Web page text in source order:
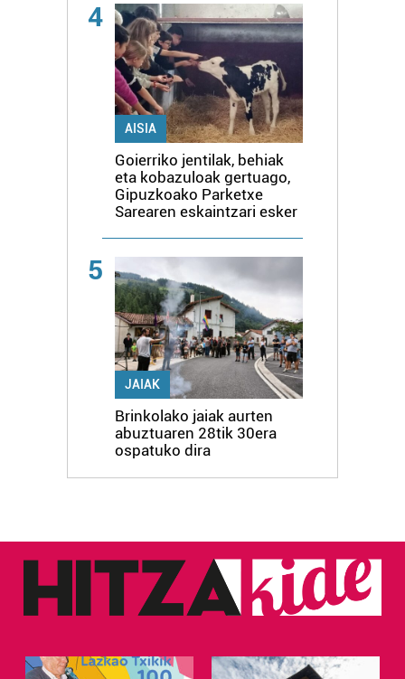
4
AISIA
Goierriko jentilak, behiak
eta kobazuloak gertuago,
Gipuzkoako Parketxe
Sarearen eskaintzari esker
5
JAIAK
Brinkolako jaiak aurten
abuztuaren 28tik 30era
ospatuko dira